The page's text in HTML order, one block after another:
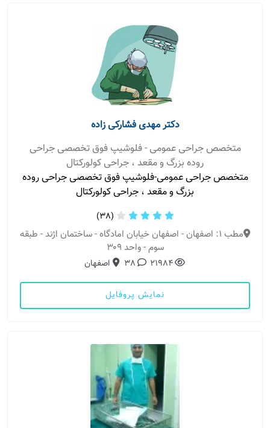
دکتر مهدی فشارکی زاده
متخصص جراحی عمومی - فلوشیپ فوق تخصصی جراحی
روده بزرگ و مقعد ، جراحی کولورکتال
متخصص جراحی عمومی-فلوشیپ فوق تخصصی جراحی روده
بزرگ و مقعد ، جراحی کولورکتال
(38)
مطب 1: اصفهان - اصفهان خیابان امادگاه - ساختمان اژند - طبقه
سوم - واحد ۳۰۹
21984
38 اصفهان
نمایش پروفایل